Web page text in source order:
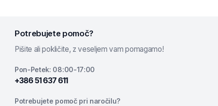
Potrebujete pomoč?
Pišite ali pokličite, z veseljem vam pomagamo!
Pon-Petek: 08:00-17:00
+386 51 637 611
Potrebujete pomoč pri naročilu?